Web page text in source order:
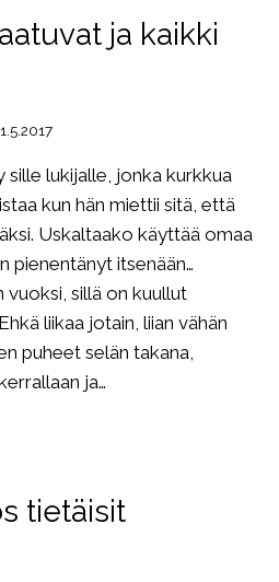
ja kaikki
sille lukijalle, jonka kurkkua
kun hän miettii sitä, että
Uskaltaako käyttää omaa
pienentänyt itsenään…
vuoksi, sillä on kuullut
liikaa jotain, liian vähän
puheet selän takana,
ja…
tietäisit